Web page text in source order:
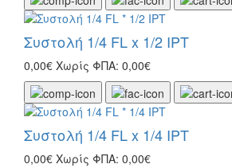
Συστολή 1/4 FL x 1/2 IPT
0,00€ Χωρίς ΦΠΑ: 0,00€
Συστολή 1/4 FL x 1/4 IPT
0,00€ Χωρίς ΦΠΑ: 0,00€